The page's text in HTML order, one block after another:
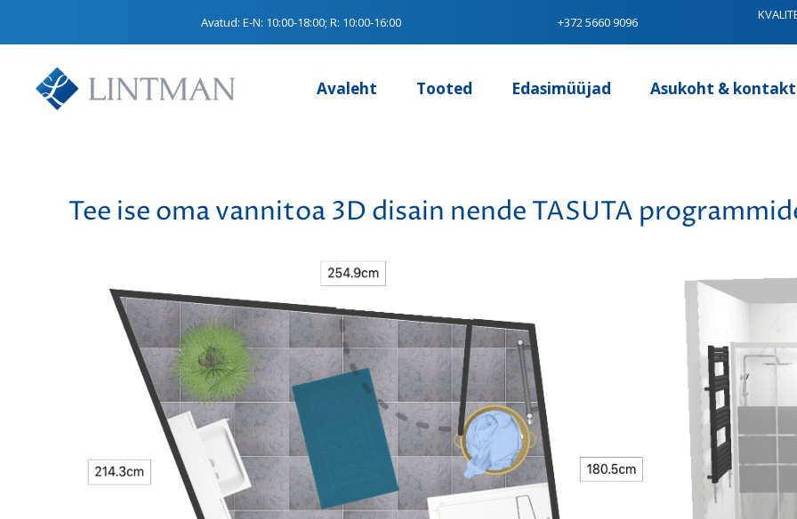
Avatud:E-N: 10:00-18:00; R: 10:00-16:00 +372 5660 9096
Avaleht Tooted Edasimüüjad Asukoht & kontakt
Tee ise oma vannitoa 3D disain nende TASUTA